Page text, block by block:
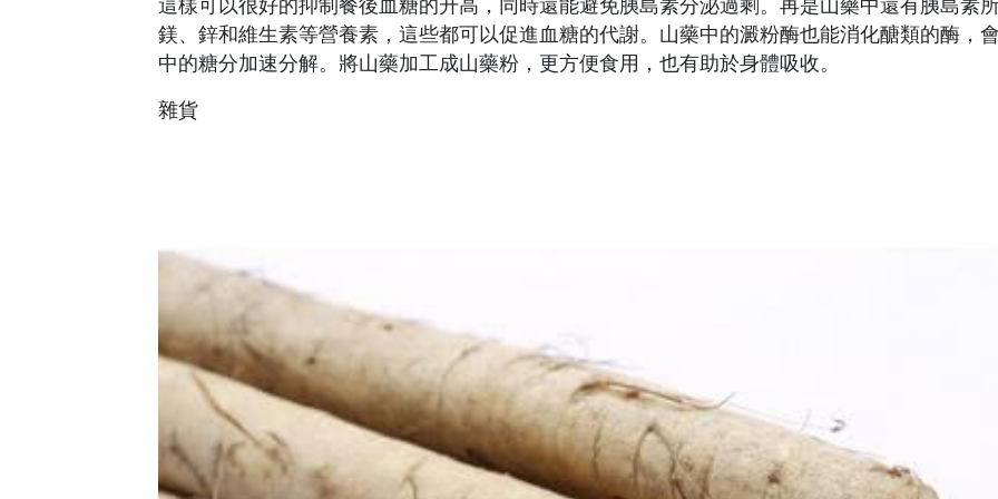
這樣可以很好的抑制餐後血糖的升高，同時還能避免胰島素分泌過剩。再是山藥中還有胰島素
鎂、鋅和維生素等營養素，這些都可以促進血糖的代謝。山藥中的澱粉酶也能消化醣類的酶，
中的糖分加速分解。將山藥加工成山藥粉，更方便食用，也有助於身體吸收。
雜貨